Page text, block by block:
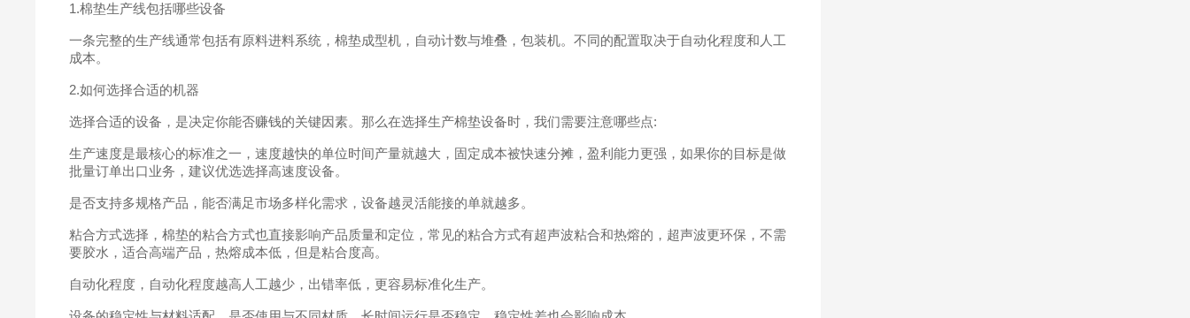
1.棉垫生产线包括哪些设备
一条完整的生产线通常包括有原料进料系统，棉垫成型机，自动计数与堆叠，包装机。不同的配置取决于自动化程度和人工
成本。
2.如何选择合适的机器
选择合适的设备，是决定你能否赚钱的关键因素。那么在选择生产棉垫设备时，我们需要注意哪些点:
生产速度是最核心的标准之一，速度越快的单位时间产量就越大，固定成本被快速分摊，盈利能力更强，如果你的目标是做
批量订单出口业务，建议优选选择高速度设备。
是否支持多规格产品，能否满足市场多样化需求，设备越灵活能接的单就越多。
粘合方式选择，棉垫的粘合方式也直接影响产品质量和定位，常见的粘合方式有超声波粘合和热熔的，超声波更环保，不需
要胶水，适合高端产品，热熔成本低，但是粘合度高。
自动化程度，自动化程度越高人工越少，出错率低，更容易标准化生产。